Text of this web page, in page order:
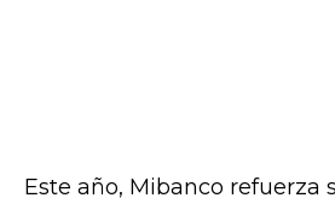
Este año, Mibanco refuerza